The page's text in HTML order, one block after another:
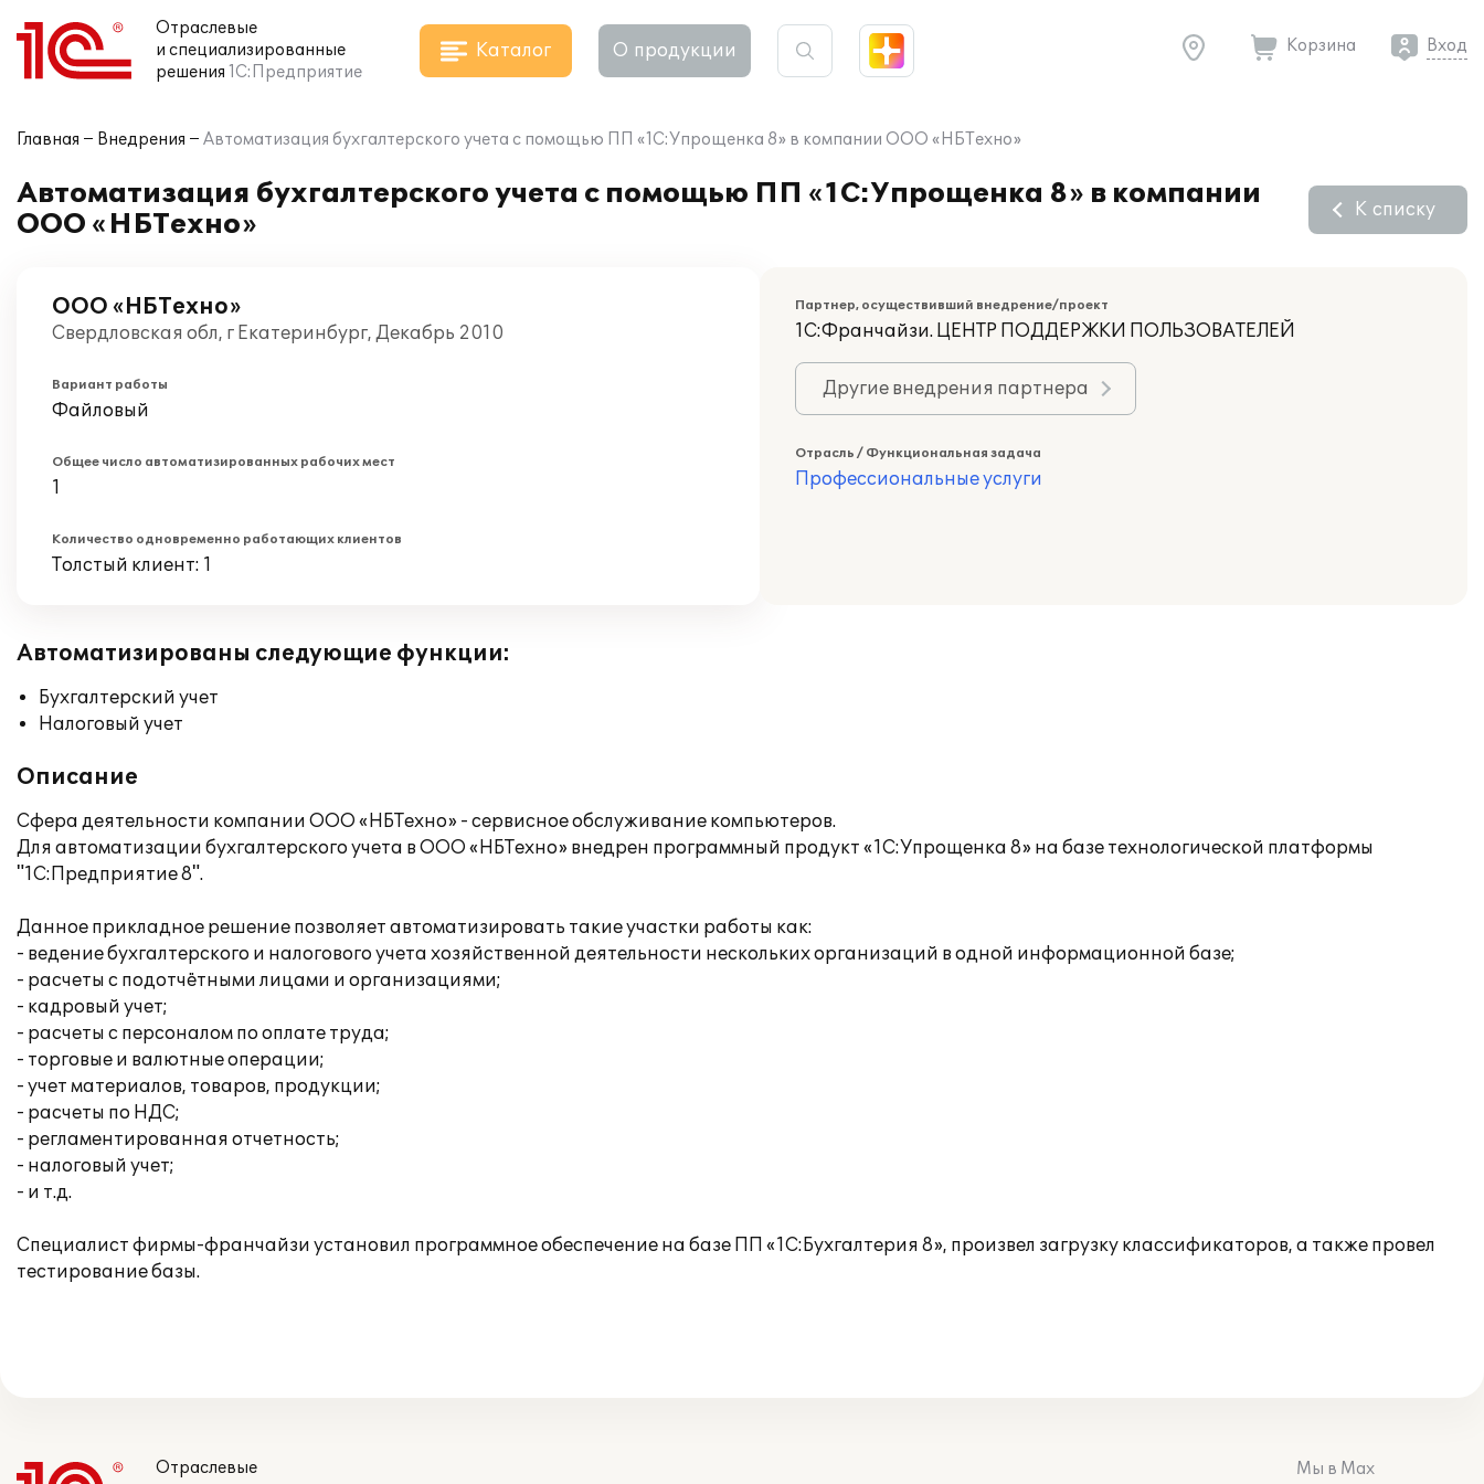
Отраслевые
и специализированные
решения 1С:Предприятие
Каталог О продукции Корзина Вход
Главная Внедрения Автоматизация бухгалтерского учета с помощью ПП «1С:Упрощенка 8» в компании ООО «НБТехно»
Автоматизация бухгалтерского учета с помощью ПП «1С:Упрощенка 8» в компании
ООО «НБТехно»
К списку
ООО «НБТехно»
Свердловская обл, г Екатеринбург, Декабрь 2010
Вариант работы
Файловый
Общее число автоматизированных рабочих мест
1
Количество одновременно работающих клиентов
Толстый клиент: 1
Партнер, осуществивший внедрение/проект
1С:Франчайзи. ЦЕНТР ПОДДЕРЖКИ ПОЛЬЗОВАТЕЛЕЙ
Другие внедрения партнера
Отрасль / Функциональная задача
Профессиональные услуги
Автоматизированы следующие функции:
Бухгалтерский учет
Налоговый учет
Описание
Сфера деятельности компании ООО «НБТехно» - сервисное обслуживание компьютеров.
Для автоматизации бухгалтерского учета в ООО «НБТехно» внедрен программный продукт «1С:Упрощенка 8» на базе технологической платформы
"1С:Предприятие 8".
Данное прикладное решение позволяет автоматизировать такие участки работы как:
- ведение бухгалтерского и налогового учета хозяйственной деятельности нескольких организаций в одной информационной базе;
- расчеты с подотчётными лицами и организациями;
- кадровый учет;
- расчеты с персоналом по оплате труда;
- торговые и валютные операции;
- учет материалов, товаров, продукции;
- расчеты по НДС;
- регламентированная отчетность;
- налоговый учет;
- и т.д.
Специалист фирмы-франчайзи установил программное обеспечение на базе ПП «1C:Бухгалтерия 8», произвел загрузку классификаторов, а также провел
тестирование базы.
Отраслевые
Мы в Max